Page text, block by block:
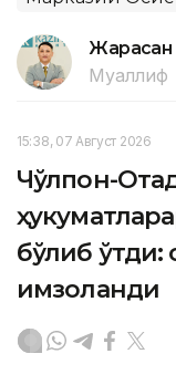
Муаллиф
15:38, 07 Август 2026
Чўлпон-
бўлиб ўтди:
имзоланди